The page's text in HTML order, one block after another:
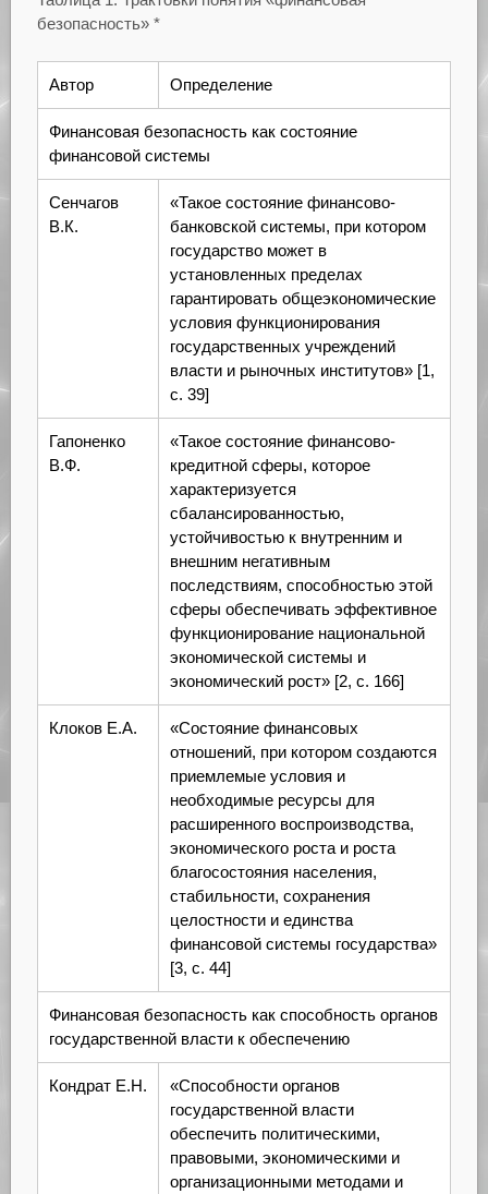
безопасность» *
Автор Определение
Финансовая безопасность как состояние
финансовой системы
Сенчагов
В.К.
«Такое состояние финансово-
банковской системы, при котором
государство может в
установленных пределах
гарантировать общеэкономические
условия функционирования
государственных учреждений
власти и рыночных институтов» [1,
с. 39]
Гапоненко
В.Ф.
«Такое состояние финансово-
кредитной сферы, которое
характеризуется
сбалансированностью,
устойчивостью к внутренним и
внешним негативным
последствиям, способностью этой
сферы обеспечивать эффективное
функционирование национальной
экономической системы и
экономический рост» [2, с. 166]
Клоков Е.А.
«Состояние финансовых
отношений, при котором создаются
приемлемые условия и
необходимые ресурсы для
расширенного воспроизводства,
экономического роста и роста
благосостояния населения,
стабильности, сохранения
целостности и единства
финансовой системы государства»
[3, с. 44]
Финансовая безопасность как способность органов
государственной власти к обеспечению
Кондрат Е.Н.
«Способности органов
государственной власти
обеспечить политическими,
правовыми, экономическими и
организационными методами и